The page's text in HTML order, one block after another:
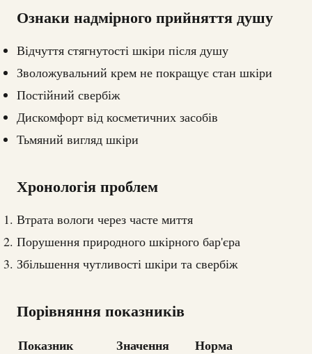
Ознаки надмірного прийняття душу
Відчуття стягнутості шкіри після душу
Зволожувальний крем не покращує стан шкіри
Постійний свербіж
Дискомфорт від косметичних засобів
Тьмяний вигляд шкіри
Хронологія проблем
Втрата вологи через часте миття
Порушення природного шкірного бар'єра
Збільшення чутливості шкіри та свербіж
Порівняння показників
Показник Значення Норма